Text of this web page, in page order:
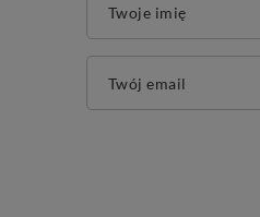
Twoje imię
Twój email